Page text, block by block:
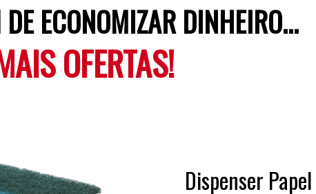
ECONOMIZAR DINHEIRO...
OFERTAS!
Dispenser Papel